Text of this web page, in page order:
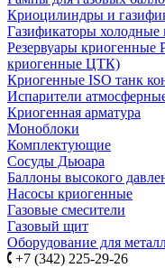
Криоцилиндры и
Газификаторы
Резервуары
криогенные ЦТК)
Криогенные ISO танк
Испарители
Криогенная арматура
Моноблоки
Комплектующие
Сосуды Дьюара
Баллоны высокого
Насосы криогенные
Газовые смесители
Газовый щит
Оборудование для
+7 (342) 225-29-26